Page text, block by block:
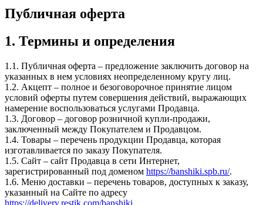
Публичная оферта
1. Термины и определения
1.1. Публичная оферта – предложение заключить договор на
указанных в нем условиях неопределенному кругу лиц.
1.2. Акцепт – полное и безоговорочное принятие лицом
условий оферты путем совершения действий, выражающих
намерение воспользоваться услугами Продавца.
1.3. Договор – договор розничной купли-продажи,
заключенный между Покупателем и Продавцом.
1.4. Товары – перечень продукции Продавца, которая
изготавливается по заказу Покупателя.
1.5. Сайт – сайт Продавца в сети Интернет,
зарегистрированный под доменом https://banshiki.spb.ru/.
1.6. Меню доставки – перечень товаров, доступных к заказу,
указанный на Сайте по адресу
https://delivery.restik.com/banshiki.